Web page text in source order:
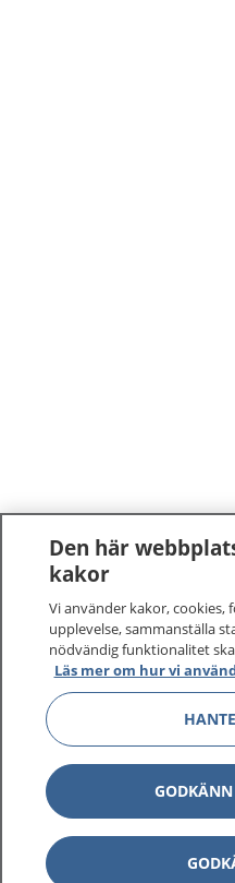
Den här
kakor
Vi använder kakor, cookies,
upplevelse, sammanställa
nödvändig funktionalitet
Läs mer om hur vi